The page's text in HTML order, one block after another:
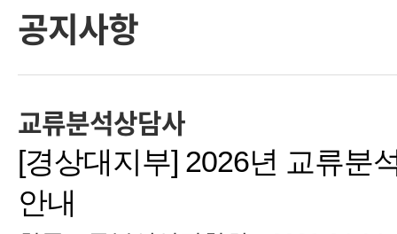
공지사항
교류분석상담사
[경상대지부] 2026년 교류분
안내